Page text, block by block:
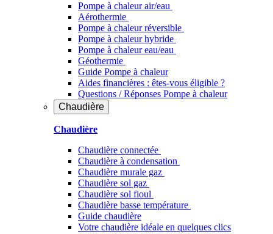
Pompe à chaleur air/eau
Aérothermie
Pompe à chaleur réversible
Pompe à chaleur hybride
Pompe à chaleur​ eau/eau
Géothermie
Guide Pompe à chaleur
Aides financières : êtes-vous éligible ?
Questions / Réponses Pompe à chaleur
Chaudière
Chaudière
Chaudière connectée
Chaudière à condensation
Chaudière murale gaz
Chaudière sol gaz
Chaudière sol fioul
Chaudière basse température
Guide chaudière
Votre chaudière idéale en quelques clics